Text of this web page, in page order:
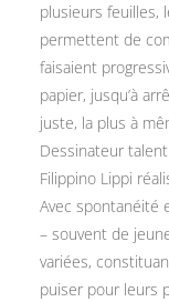
plusieurs feuilles,
permettent de
faisaient
papier, jusqu’à
juste, la plus à
Dessinateur
Filippino Lippi
Avec spontanéité
– souvent de
variées,
puiser pour leurs